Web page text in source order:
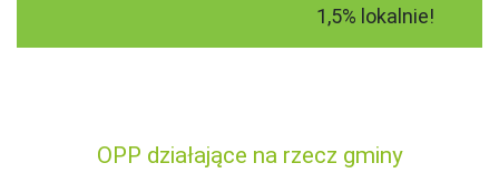
1,5% lokalnie!
OPP działające na rzecz gminy